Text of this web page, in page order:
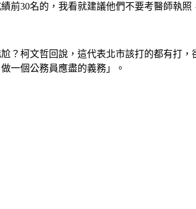
前30名的，我看就建議他們不要考醫師執
？柯文哲回說，這代表北市該打的都有打
一個公務員應盡的義務」。